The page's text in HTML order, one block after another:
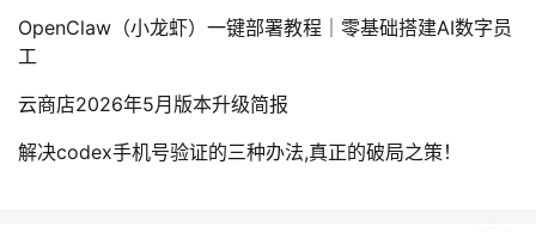
OpenClaw（小龙虾）一键部署教程｜零基础搭建AI数字员
工
云商店2026年5月版本升级简报
解决codex手机号验证的三种办法,真正的破局之策！